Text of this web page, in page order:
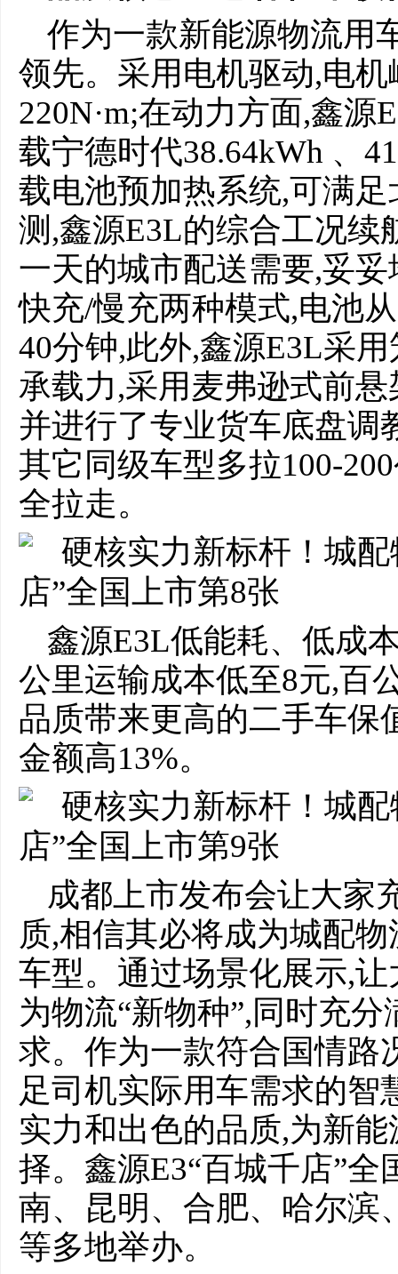
作为一款新能源物流用
领先。采用电机驱动,电
220N·m;在动力方面,鑫
载宁德时代38.64kWh 、
载电池预加热系统,可满
测,鑫源E3L的综合工况续
一天的城市配送需要,妥
快充/慢充两种模式,电池
40分钟,此外,鑫源E3L采
承载力,采用麦弗逊式前
并进行了专业货车底盘调
其它同级车型多拉100-
全拉走。
鑫源E3L低能耗、低成
公里运输成本低至8元,百
品质带来更高的二手车保
金额高13%。
成都上市发布会让大家
质,相信其必将成为城配
车型。通过场景化展示,
为物流“新物种”,同时充
求。作为一款符合国情路
足司机实际用车需求的智
实力和出色的品质,为新
择。鑫源E3“百城千店”
南、昆明、合肥、哈尔滨
等多地举办。